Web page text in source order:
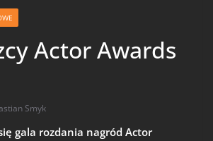
Actor Awards
Smyk
gala rozdania nagród Actor